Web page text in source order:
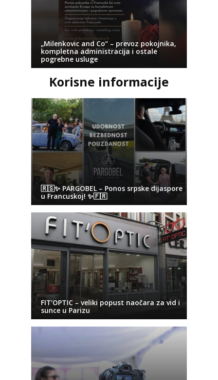
„Milenkovic and Co“ – prevoz pokojnika,
kompletna administracija i ostale
pogrebne usluge
Korisne informacije
🇷🇸✨ PARGOBEL – Ponos srpske dijaspore
u Francuskoj! ✨🇫🇷
FIT’OPTIC – veliki popust naočara za vid i
sunce u Parizu